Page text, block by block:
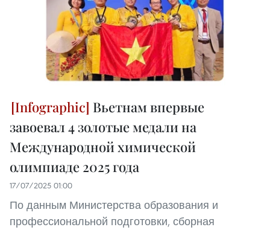
Вьетнам впервые
завоевал 4 золотые медали на
Международной химической
олимпиаде 2025 года
17/07/2025 01:00
По данным Министерства образования и
профессиональной подготовки, сборная